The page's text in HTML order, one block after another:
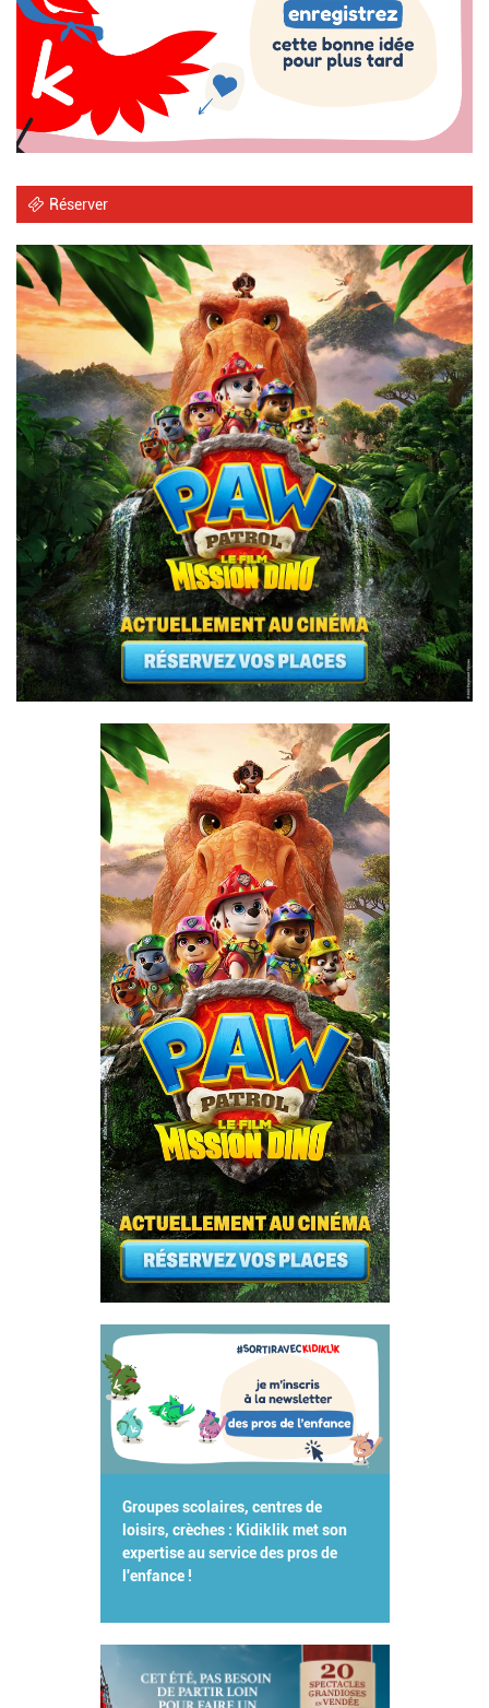
Réserver
Groupes scolaires, centres de
loisirs, crèches : Kidiklik met son
expertise au service des pros de
l'enfance !